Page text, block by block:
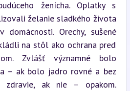
ženícha. Oplatky s
želanie sladkého života
domácnosti. Orechy, sušené
na stôl ako ochrana pred
Zvlášť významné bolo
– ak bolo jadro rovné a bez
zdravie, ak nie – opakom.